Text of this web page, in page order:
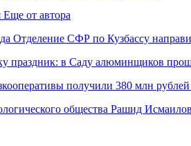
Еще от автора
Отделение СФР по Кузбассу
праздник: в Саду алюминщиков
получили 380 млн
общества Рашид